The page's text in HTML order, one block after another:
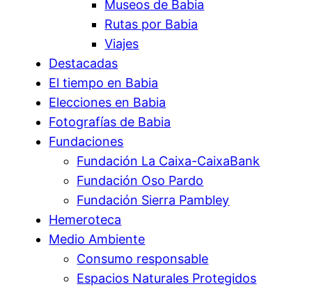
Museos de Babia
Rutas por Babia
Viajes
Destacadas
El tiempo en Babia
Elecciones en Babia
Fotografías de Babia
Fundaciones
Fundación La Caixa-CaixaBank
Fundación Oso Pardo
Fundación Sierra Pambley
Hemeroteca
Medio Ambiente
Consumo responsable
Espacios Naturales Protegidos